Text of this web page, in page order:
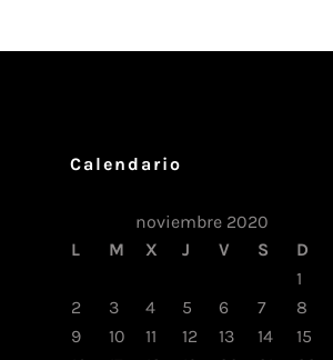
Calendario
noviembre 2020
L
M X J V S
D
1
2
3 4 5 6 7
8
9
10 11 12 13 14
15